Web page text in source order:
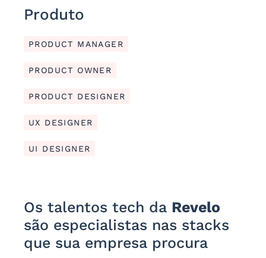
Produto
PRODUCT MANAGER
PRODUCT OWNER
PRODUCT DESIGNER
UX DESIGNER
UI DESIGNER
Os talentos tech da Revelo
são especialistas nas stacks
que sua empresa procura